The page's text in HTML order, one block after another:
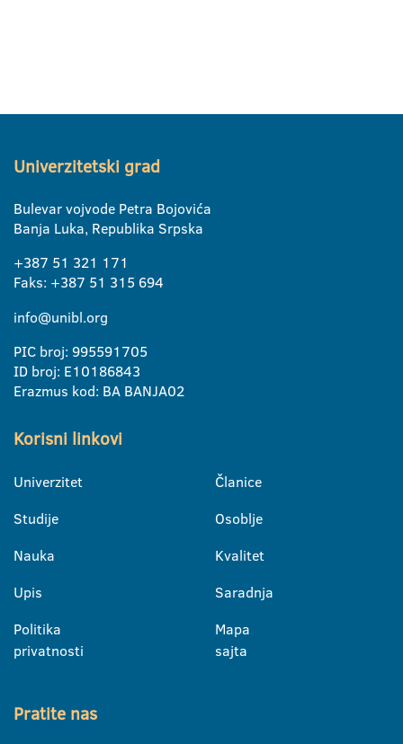
Univerzitetski grad
Bulevar vojvode Petra Bojovića
Banja Luka, Republika Srpska
+387 51 321 171
Faks: +387 51 315 694
info@unibl.org
PIC broj: 995591705
ID broj: E10186843
Erazmus kod: BA BANJA02
Korisni linkovi
Univerzitet
Studije
Nauka
Upis
Politika
privatnosti
Članice
Osoblje
Kvalitet
Saradnja
Mapa
sajta
Pratite nas